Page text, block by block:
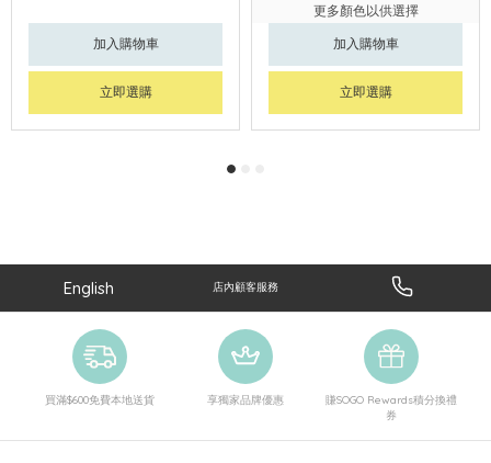
加入購物車
立即選購
更多顏色以供選擇
加入購物車
立即選購
English 店內顧客服務
買滿$600免費本地送貨 享獨家品牌優惠
賺SOGO Rewards積分換禮
券